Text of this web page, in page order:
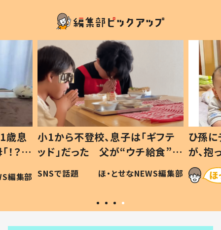
歳息
？」
編集部
小1から不登校、息子は「ギフテ
ッド」だった 父が“ウチ給食”を
作り続ける理由とは #令和の親
#令和の子
SNSで話題 ほ・とせなNEWS編集部
ひ孫
が、
「涙が
い」